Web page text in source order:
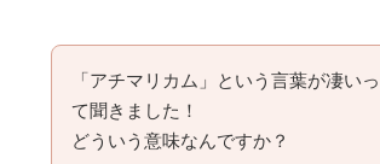
「アチマリカム」という言葉が凄いっ
て聞きました！
どういう意味なんですか？